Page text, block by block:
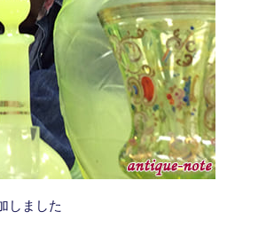
しました